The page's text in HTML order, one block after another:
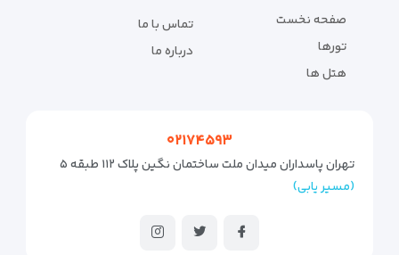
صفحه نخست
تورها
هتل ها
تماس با ما
درباره ما
۰۲۱۷۴۵۹۳
تهران پاسداران میدان ملت ساختمان نگین پلاک ۱۱۲ طبقه ۵
(مسیر یابی)